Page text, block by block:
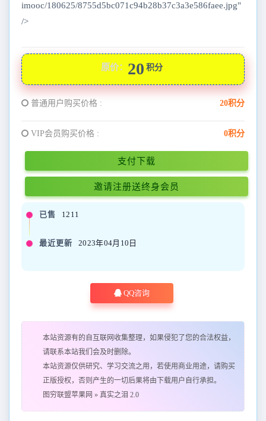
imooc/180625/8755d5bc071c94b28b37c3a3e586faee.jpg"
/>
原价： 20 积分
普通用户购买价格 : 20积分
VIP会员购买价格 : 0积分
支付下载
邀请注册送终身会员
已售 1211
最近更新 2023年04月10日
QQ咨询
本站资源有的自互联网收集整理，如果侵犯了您的合法权益，
请联系本站我们会及时删除。
本站资源仅供研究、学习交流之用，若使用商业用途，请购买
正版授权，否则产生的一切后果将由下载用户自行承担。
图穷联盟苹果网 » 真实之泪 2.0